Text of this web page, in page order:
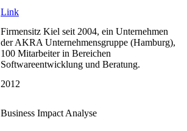
Link
Firmensitz Kiel seit 2004, ein Unternehmen
der AKRA Unternehmensgruppe (Hamburg),
100 Mitarbeiter in Bereichen
Softwareentwicklung und Beratung.
2012
Business Impact Analyse